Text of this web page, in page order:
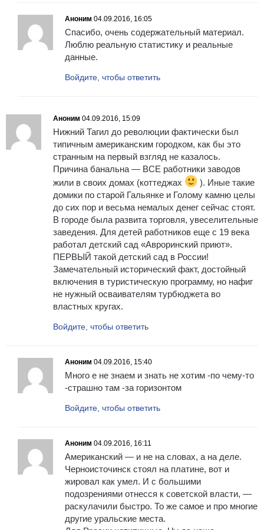
Аноним 04.09.2016, 16:05
Спасибо, очень содержательный материал.
Люблю реальную статистику и реальные
данные.
Войдите, чтобы ответить
Аноним 04.09.2016, 15:09
Нижний Тагил до революции фактически был
типичным американским городком, как бы это
странным на первый взгляд не казалось.
Причина банальна — ВСЕ работники заводов
жили в своих домах (коттеджах
). Иные такие
домики по старой Гальянке и Голому камню целы
до сих пор и весьма немалых денег сейчас стоят.
В городе была развита торговля, увеселительные
заведения. Для детей работников еще с 19 века
работал детский сад «Авроринский приют».
ПЕРВЫЙ такой детский сад в России!
Замечательный исторический факт, достойный
включения в туристическую программу, но нафиг
не нужный осваивателям турбюджета во
властных кругах.
Войдите, чтобы ответить
Аноним 04.09.2016, 15:40
Много е не знаем и знать не хотим -по чему-то
-страшно там -за горизонтом
Войдите, чтобы ответить
Аноним 04.09.2016, 16:11
Американский — и не на словах, а на деле.
Черноисточинск стоял на платине, вот и
жировал как умел. И с большими
подозрениями отнесся к советской власти, —
раскулачили быстро. То же самое и про многие
другие уральские места.